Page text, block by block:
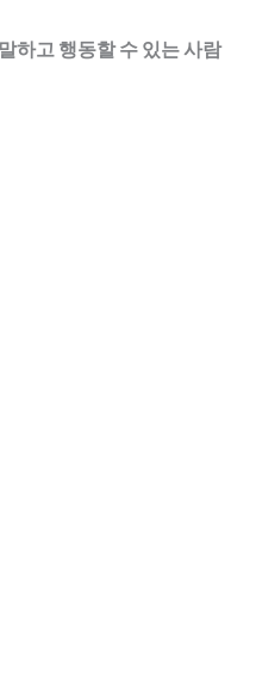
하고 행동할 수 있는 사람